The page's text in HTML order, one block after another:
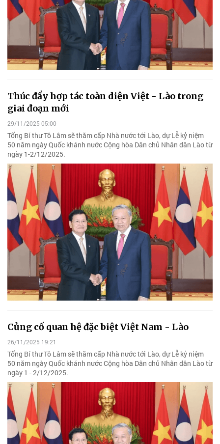
Thúc đẩy hợp tác toàn diện Việt - Lào trong
giai đoạn mới
29/11/2025 05:00
Tổng Bí thư Tô Lâm sẽ thăm cấp Nhà nước tới Lào, dự Lễ kỷ niệm
50 năm ngày Quốc khánh nước Cộng hòa Dân chủ Nhân dân Lào từ
ngày 1-2/12/2025.
Củng cố quan hệ đặc biệt Việt Nam - Lào
26/11/2025 19:21
Tổng Bí thư Tô Lâm sẽ thăm cấp Nhà nước tới Lào, dự Lễ kỷ niệm
50 năm ngày Quốc khánh nước Cộng hòa Dân chủ Nhân dân Lào từ
ngày 1 - 2/12/2025.